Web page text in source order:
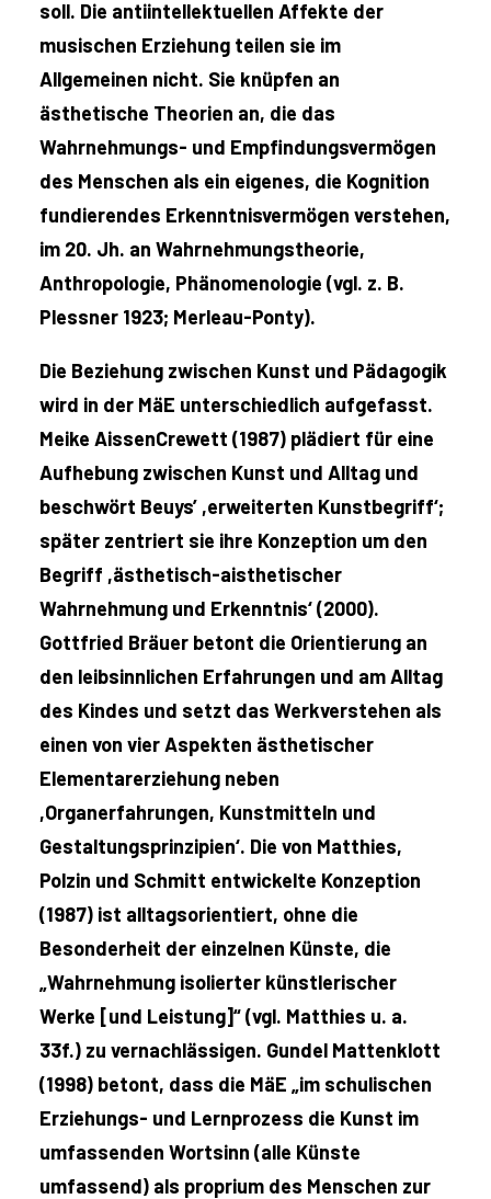
soll. Die antiintellektuellen Affekte der
musischen Erziehung teilen sie im
Allgemeinen nicht. Sie knüpfen an
ästhetische Theorien an, die das
Wahrnehmungs- und Empfindungsvermögen
des Menschen als ein eigenes, die Kognition
fundierendes Erkenntnisvermögen verstehen,
im 20. Jh. an Wahrnehmungstheorie,
Anthropologie, Phänomenologie (vgl. z. B.
Plessner 1923; Merleau-Ponty).
Die Beziehung zwischen Kunst und Pädagogik
wird in der MäE unterschiedlich aufgefasst.
Meike AissenCrewett (1987) plädiert für eine
Aufhebung zwischen Kunst und Alltag und
beschwört Beuys’ ,erweiterten Kunstbegriff‘;
später zentriert sie ihre Konzeption um den
Begriff ,ästhetisch-aisthetischer
Wahrnehmung und Erkenntnis‘ (2000).
Gottfried Bräuer betont die Orientierung an
den leibsinnlichen Erfahrungen und am Alltag
des Kindes und setzt das Werkverstehen als
einen von vier Aspekten ästhetischer
Elementarerziehung neben
,Organerfahrungen, Kunstmitteln und
Gestaltungsprinzipien‘. Die von Matthies,
Polzin und Schmitt entwickelte Konzeption
(1987) ist alltagsorientiert, ohne die
Besonderheit der einzelnen Künste, die
„Wahrnehmung isolierter künstlerischer
Werke [und Leistung]“ (vgl. Matthies u. a.
33f.) zu vernachlässigen. Gundel Mattenklott
(1998) betont, dass die MäE „im schulischen
Erziehungs- und Lernprozess die Kunst im
umfassenden Wortsinn (alle Künste
umfassend) als proprium des Menschen zur